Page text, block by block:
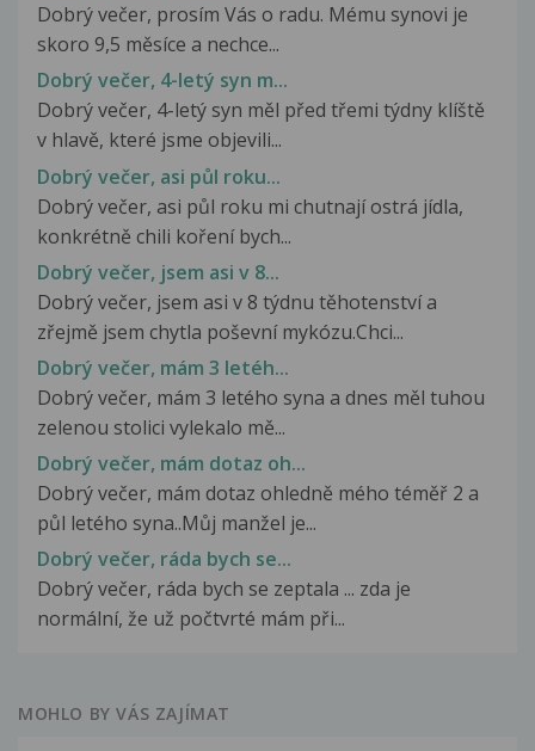
Dobrý večer, prosím Vás o radu. Mému synovi je
skoro 9,5 měsíce a nechce...
Dobrý večer, 4-letý syn m...
Dobrý večer, 4-letý syn měl před třemi týdny klíště
v hlavě, které jsme objevili...
Dobrý večer, asi půl roku...
Dobrý večer, asi půl roku mi chutnají ostrá jídla,
konkrétně chili koření bych...
Dobrý večer, jsem asi v 8...
Dobrý večer, jsem asi v 8 týdnu těhotenství a
zřejmě jsem chytla poševní mykózu.Chci...
Dobrý večer, mám 3 letéh...
Dobrý večer, mám 3 letého syna a dnes měl tuhou
zelenou stolici vylekalo mě...
Dobrý večer, mám dotaz oh...
Dobrý večer, mám dotaz ohledně mého téměř 2 a
půl letého syna..Můj manžel je...
Dobrý večer, ráda bych se...
Dobrý večer, ráda bych se zeptala ... zda je
normální, že už počtvrté mám při...
MOHLO BY VÁS ZAJÍMAT